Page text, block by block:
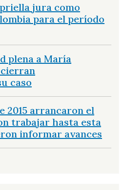
jura como
para el período
plena a María
caso
2015 arrancaron el
trabajar hasta esta
informar avances